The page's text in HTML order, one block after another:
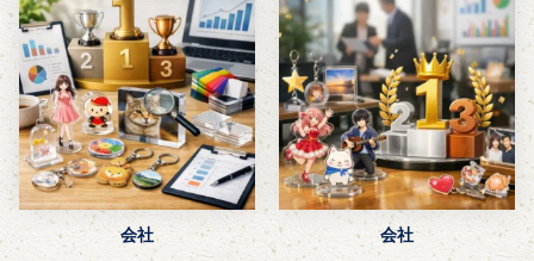
会社 会社